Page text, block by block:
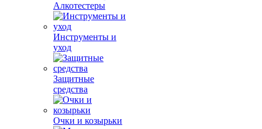
Алкотестеры
Инструменты и
уход
Защитные
средства
Очки и козырьки